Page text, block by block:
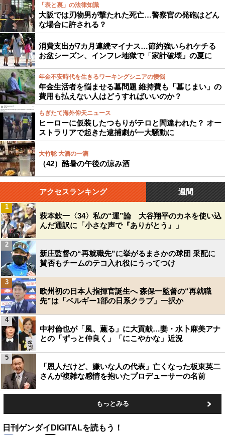
「表と裏」の法律知識
大阪では刃物男が撃たれた死亡…警察官の発砲はどん
な場合に許される？
消費支出が7カ月連続マイナス…節約強いられケチる
お盆シーズン、インフレ地獄で「家計破壊」の夏に
年金不安時代を生きるワーキングシニアの懊悩
年金生活者を悩ませる墓問題 維持費も「墓じまい」の
費用も払えない人はどうすればいいのか？
もぎたて海外仰天ニュース
ヒーローに仮装したつもりがテロと間違われた？ オー
ストラリアで起きた逮捕劇が一大騒動に
大竹聡 大酒の一滴
（42）酷暑の午後の涼み酒
アクセスランキング 週間
萩本欽一〈34〉私の“運”論 大谷翔平のカネを使い込
んだ通訳に「小さな声で『ありがとう』」
1
新庄監督の“再就職先”に挙がるまさかの球団 采配に
賛否もチームのテコ入れ役にうってつけ
2
欧州初の日本人指揮官誕生へ 森保一監督の“再就職
先”は「ベルギー1部の日系クラブ」一択か
3
中村倫也が「風、薫る」に大貢献…妻・水卜麻美アナ
との「ずっと仲良く」「にこやかな」近況
4
「恩人だけど、嫌いな人の代表」亡くなった板東英二
さんが複雑な感情を抱いたプロデューサーの名前
5
もっとみる
日刊ゲンダイDIGITALを読もう！